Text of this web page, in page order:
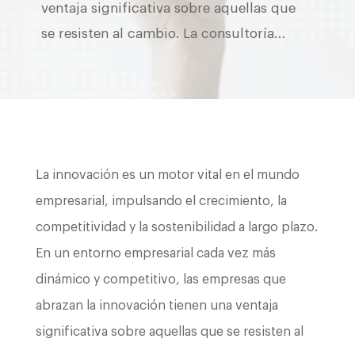
ventaja significativa sobre aquellas que
se resisten al cambio. La consultoría…
La innovación es un motor vital en el mundo
empresarial, impulsando el crecimiento, la
competitividad y la sostenibilidad a largo plazo.
En un entorno empresarial cada vez más
dinámico y competitivo, las empresas que
abrazan la innovación tienen una ventaja
significativa sobre aquellas que se resisten al